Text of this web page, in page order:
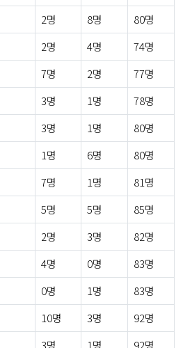
2명 8명
80명
2명 4명
74명
7명 2명
77명
3명 1명
78명
3명 1명
80명
1명 6명
80명
7명 1명
81명
5명 5명
85명
2명 3명
82명
4명 0명
83명
0명 1명
83명
10명 3명
92명
3명 1명
92명